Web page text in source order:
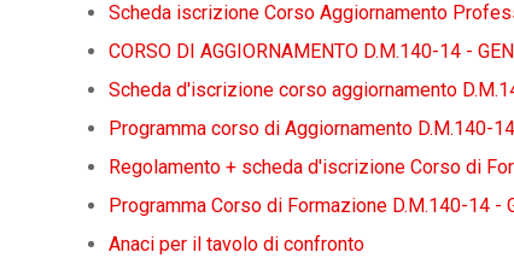
Scheda iscrizione Corso Aggiornamento
CORSO DI AGGIORNAMENTO D.M.140-14 -
Scheda d'iscrizione corso aggiornamento
Programma corso di Aggiornamento D.M.140-
Regolamento + scheda d'iscrizione Corso di
Programma Corso di Formazione D.M.140-14 -
Anaci per il tavolo di confronto